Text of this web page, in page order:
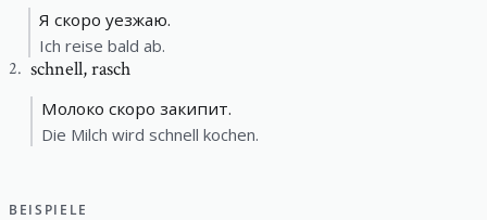
Я скоро уезжаю.
Ich reise bald ab.
2. schnell,rasch
Молоко скоро закипит.
Die Milch wird schnell kochen.
BEISPIELE